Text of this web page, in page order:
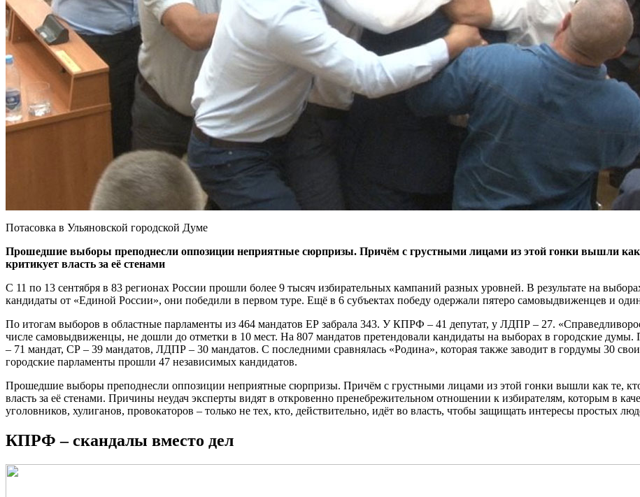
Потасовка в Ульяновской городской Думе
Прошедшие выборы преподнесли оппозиции неприятные сюрпризы. Причём с грустными лицами из этой гонки вышли как
критикует власть за её стенами
С 11 по 13 сентября в 83 регионах России прошли более 9 тысяч избирательных кампаний разных уровней. В результате на
кандидаты от «Единой России», они победили в первом туре. Ещё в 6 субъектах победу одержали пятеро самовыдвиженцев и
По итогам выборов в областные парламенты из 464 мандатов ЕР забрала 343. У КПРФ – 41 депутат, у ЛДПР – 27.
числе самовыдвиженцы, не дошли до отметки в 10 мест. На 807 мандатов претендовали кандидаты на выборах в городские
– 71 мандат, СР – 39 мандатов, ЛДПР – 30 мандатов. С последними сравнялась «Родина», которая также заводит в гордумы 30
городские парламенты прошли 47 независимых кандидатов.
Прошедшие выборы преподнесли оппозиции неприятные сюрпризы. Причём с грустными лицами из этой гонки вышли как те, кто
власть за её стенами. Причины неудач эксперты видят в откровенно пренебрежительном отношении к избирателям, которым в
уголовников, хулиганов, провокаторов – только не тех, кто, действительно, идёт во власть, чтобы защищать интересы простых
КПРФ – скандалы вместо дел